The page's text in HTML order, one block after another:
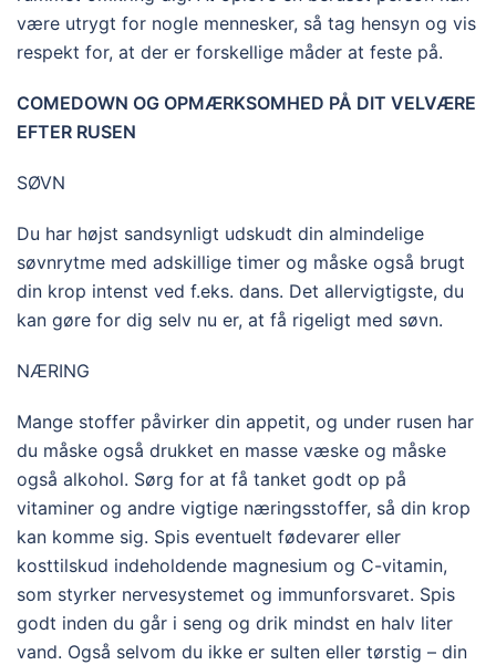
være utrygt for nogle mennesker, så tag hensyn og vis
respekt for, at der er forskellige måder at feste på.
COMEDOWN OG OPMÆRKSOMHED PÅ DIT VELVÆRE
EFTER RUSEN
SØVN
Du har højst sandsynligt udskudt din almindelige
søvnrytme med adskillige timer og måske også brugt
din krop intenst ved f.eks. dans. Det allervigtigste, du
kan gøre for dig selv nu er, at få rigeligt med søvn.
NÆRING
Mange stoffer påvirker din appetit, og under rusen har
du måske også drukket en masse væske og måske
også alkohol. Sørg for at få tanket godt op på
vitaminer og andre vigtige næringsstoffer, så din krop
kan komme sig. Spis eventuelt fødevarer eller
kosttilskud indeholdende magnesium og C-vitamin,
som styrker nervesystemet og immunforsvaret. Spis
godt inden du går i seng og drik mindst en halv liter
vand. Også selvom du ikke er sulten eller tørstig – din